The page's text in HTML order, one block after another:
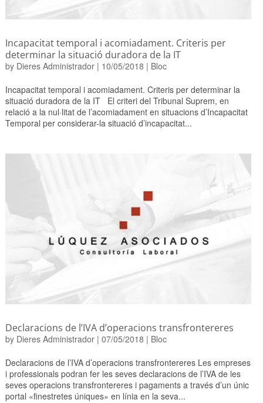
Incapacitat temporal i acomiadament. Criteris per
determinar la situació duradora de la IT
by Dieres Administrador| 10/05/2018 | Bloc
Incapacitat temporal i acomiadament. Criteris per determinar la
situació duradora de la IT El criteri del Tribunal Suprem, en
relació a la nul·litat de l’acomiadament en situacions d’Incapacitat
Temporal per considerar-la situació d’incapacitat...
Declaracions de l’IVA d’operacions transfrontereres
by Dieres Administrador| 07/05/2018 | Bloc
Declaracions de l’IVA d’operacions transfrontereres Les empreses
i professionals podran fer les seves declaracions de l’IVA de les
seves operacions transfrontereres i pagaments a través d’un únic
portal «finestretes úniques» en línia en la seva...